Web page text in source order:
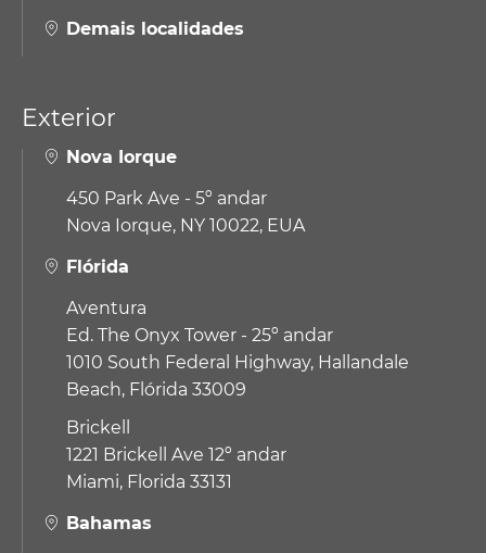
Demais localidades
Exterior
Nova Iorque
450 Park Ave - 5º andar
Nova Iorque, NY 10022, EUA
Flórida
Aventura
Ed. The Onyx Tower - 25º andar
1010 South Federal Highway, Hallandale
Beach, Flórida 33009
Brickell
1221 Brickell Ave 12º andar
Miami, Florida 33131
Bahamas